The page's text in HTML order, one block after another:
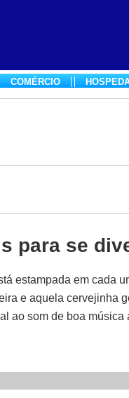
COMÉRCIO
para se
estampada em cada
e aquela cervejinha
ao som de boa